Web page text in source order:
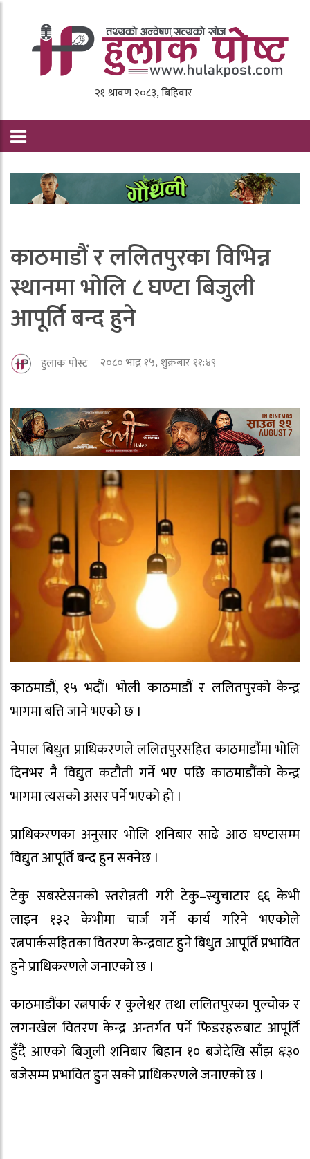
काठमाडौं र ललितपुरका विभिन्न
स्थानमा भोलि ८ घण्टा बिजुली
आपूर्ति बन्द हुने
हुलाक पोस्ट २०८० भाद्र १५, शुक्रबार ११:४९
काठमाडौं, १५ भदौं। भोली काठमाडौं र ललितपुरको केन्द्र
भागमा बत्ति जाने भएको छ ।
नेपाल बिधुत प्राधिकरणले ललितपुरसहित काठमाडौंमा भोलि
दिनभर नै विद्युत कटौती गर्ने भए पछि काठमाडौंको केन्द्र
भागमा त्यसको असर पर्ने भएको हो ।
प्राधिकरणका अनुसार भोलि शनिबार साढे आठ घण्टासम्म
विद्युत आपूर्ति बन्द हुन सक्नेछ ।
टेकु सबस्टेसनको स्तरोन्नती गरी टेकु–स्युचाटार ६६ केभी
लाइन १३२ केभीमा चार्ज गर्ने कार्य गरिने भएकोले
रत्नपार्कसहितका वितरण केन्द्रवाट हुने बिधुत आपूर्ति प्रभावित
हुने प्राधिकरणले जनाएको छ ।
काठमाडौंका रत्नपार्क र कुलेश्वर तथा ललितपुरका पुल्चोक र
लगनखेल वितरण केन्द्र अन्तर्गत पर्ने फिडरहरुबाट आपूर्ति
हुँदै आएको बिजुली शनिबार बिहान १० बजेदेखि साँझ ६ः३०
बजेसम्म प्रभावित हुन सक्ने प्राधिकरणले जनाएको छ ।